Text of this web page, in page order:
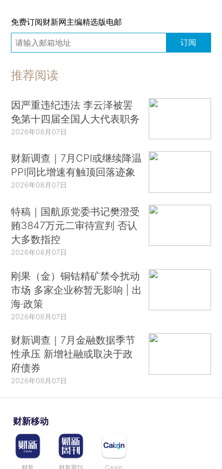
免费订阅财新网主编精选版电邮
订阅
推荐阅读
因严重违纪违法 李云泽被罢
免第十四届全国人大代表职务
2026年08月07日
财新调查｜7月CPI或继续降温
PPI同比增速有触顶回落迹象
2026年08月07日
特稿｜国航原党委书记樊澄受
贿3847万元二审待宣判 否认
大多数指控
2026年08月07日
刚果（金）铜钴精矿禁令扰动
市场 多家企业称暂无影响 | 出
海·政策
2026年08月07日
财新调查｜7月金融数据季节
性承压 新增社融或取决于政
府债券
2026年08月07日
财新移动
财新 财新周刊 Caixin